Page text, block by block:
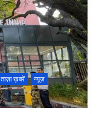
ताज़ा ख़बरें
न्यूज़